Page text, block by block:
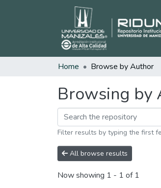
Home Browse by Author
Browsing by
Filter results by typing the first
All browse results
Now showing 1 - 1 of 1